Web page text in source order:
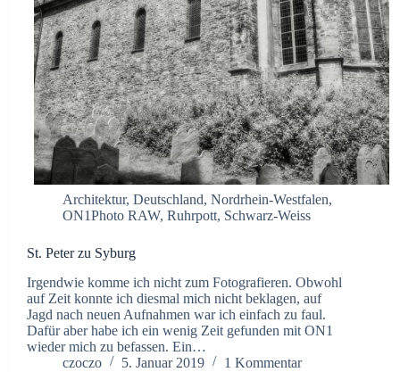
Architektur, Deutschland, Nordrhein-Westfalen,
ON1Photo RAW, Ruhrpott, Schwarz-Weiss
St. Peter zu Syburg
Irgendwie komme ich nicht zum Fotografieren. Obwohl
auf Zeit konnte ich diesmal mich nicht beklagen, auf
Jagd nach neuen Aufnahmen war ich einfach zu faul.
Dafür aber habe ich ein wenig Zeit gefunden mit ON1
wieder mich zu befassen. Ein…
czoczo
5. Januar 2019 1 Kommentar